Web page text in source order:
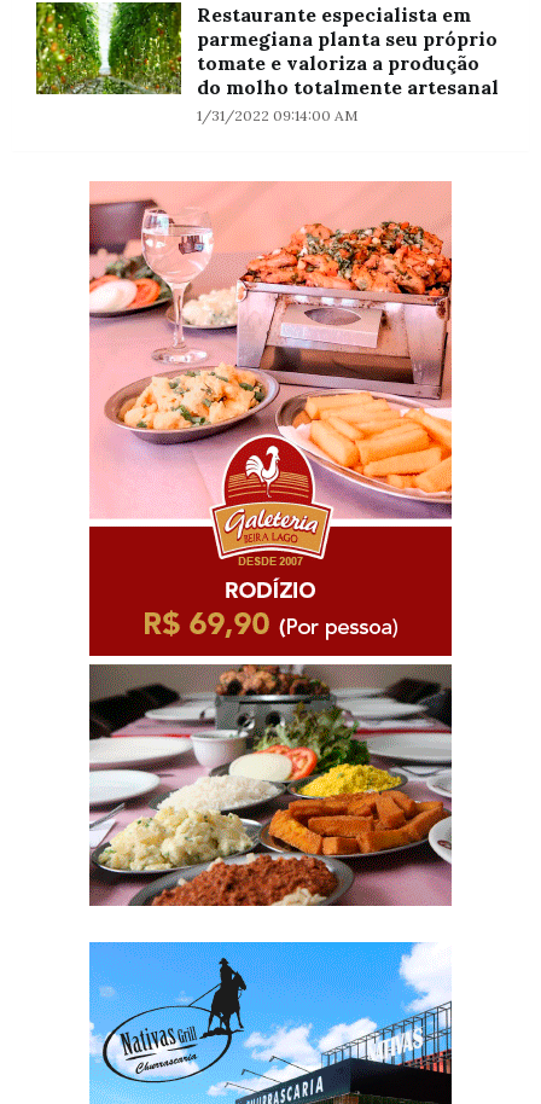
Restaurante especialista em
parmegiana planta seu próprio
tomate e valoriza a produção
do molho totalmente artesanal
1/31/2022 09:14:00 AM